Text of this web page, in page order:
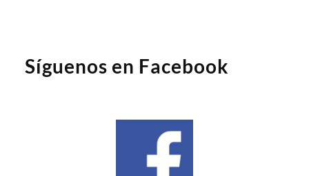
Síguenos en Facebook